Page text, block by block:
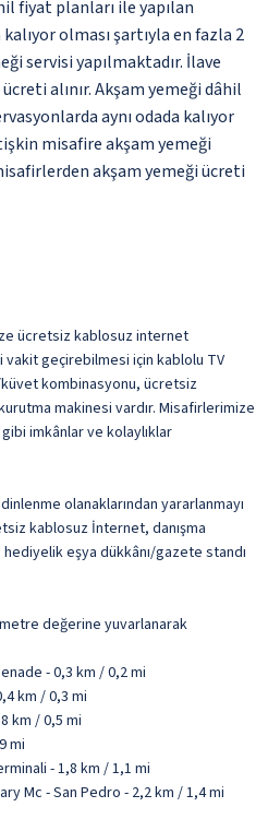
fiyat planları ile yapılan
olması şartıyla en fazla 2
servisi yapılmaktadır. İlave
alınır. Akşam yemeği dâhil
aynı odada kalıyor
misafire akşam yemeği
akşam yemeği ücreti
ücretsiz kablosuz internet
vakit geçirebilmesi için kablolu TV
küvet kombinasyonu, ücretsiz
makinesi vardır. Misafirlerimize
imkânlar ve kolaylıklar
olanaklarından yararlanmayı
kablosuz İnternet, danışma
eşya dükkânı/gazete standı
değerine yuvarlanarak
- 0,3 km / 0,2 mi
km / 0,3 mi
km / 0,5 mi
mi
- 1,8 km / 1,1 mi
Mc - San Pedro - 2,2 km / 1,4 mi